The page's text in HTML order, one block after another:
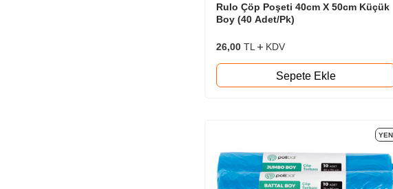
Rulo Çöp Poşeti 40cm X 50cm Küçük
Boy (40 Adet/Pk)
26,00 TL KDV
Sepete Ekle
YENI